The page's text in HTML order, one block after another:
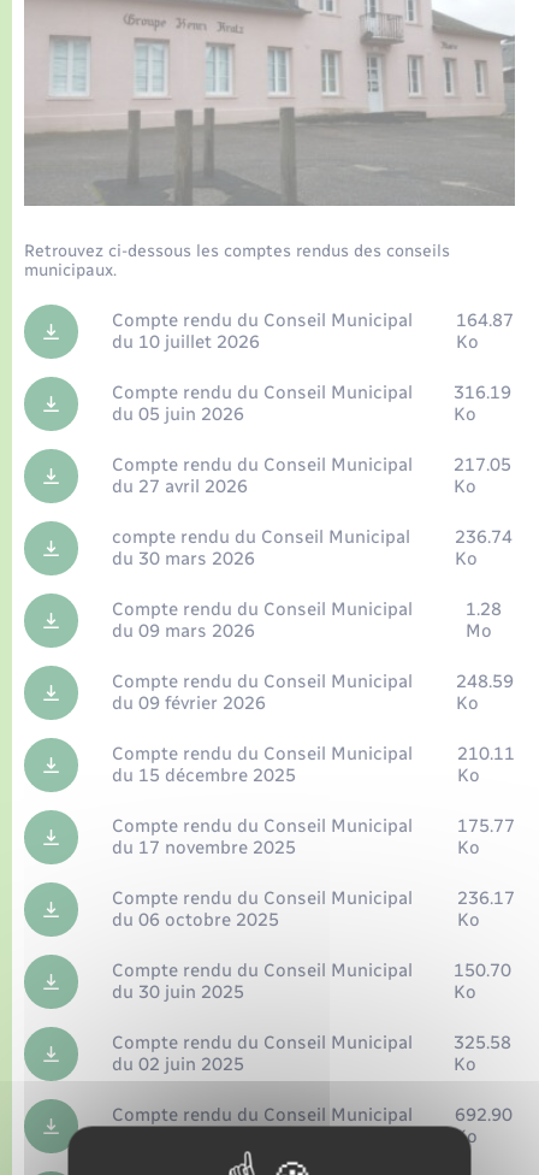
Petite enfance
Mariage – PACS
Parrainage civil
Logement - Urbanisme
Loisirs
Nouvel habitant
Numérique
Organisation d’événement
Sécurité - Prévention
Seniors
Transports
Transports scolaires
Voirie et espace public
Travaux - Autorisation d’occupation de l’espace
public
Plan interactif
Présentation de la commune
La Communauté de communes
Retrouvez ci-dessous les comptes rendus des conseils
municipaux.
Compte rendu du Conseil Municipal
du 10 juillet 2026
164.87
Ko
Compte rendu du Conseil Municipal
du 05 juin 2026
316.19
Ko
Compte rendu du Conseil Municipal
du 27 avril 2026
217.05
Ko
compte rendu du Conseil Municipal
du 30 mars 2026
236.74
Ko
Compte rendu du Conseil Municipal
du 09 mars 2026
1.28
Mo
Compte rendu du Conseil Municipal
du 09 février 2026
248.59
Ko
Compte rendu du Conseil Municipal
du 15 décembre 2025
210.11
Ko
Compte rendu du Conseil Municipal
du 17 novembre 2025
175.77
Ko
Compte rendu du Conseil Municipal
du 06 octobre 2025
236.17
Ko
Compte rendu du Conseil Municipal
du 30 juin 2025
150.70
Ko
Compte rendu du Conseil Municipal
du 02 juin 2025
325.58
Ko
Compte rendu du Conseil Municipal
692.90
Ko